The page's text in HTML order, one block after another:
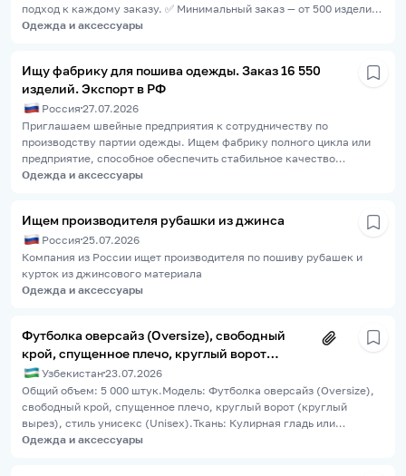
подход к каждому заказу. ✅ Минимальный заказ — от 500 изделий
🌍 Доставка по всему миру 👕 Производство футболок, поло, худи
качества на каждом этапе ⏱️ Соблюдение сроков и
индивидуальный подход к каждому клиенту Мы работаем с
брендами, компаниями, магазинами и оптовыми покупателями,
помогая создавать качественную текстильную продукцию,
которая соответствует вашим требованиям. Ariya Teks — ваш
надежный партнер в мире текстиля! От идеи до готовой партии с
доставкой в любую точку мира. Минимальный заказ — 500 штук.
Одежда и аксессуары
Ищу фабрику для пошива одежды. Заказ 16 550
изделий. Экспорт в РФ
Россия 27.07.2026
Приглашаем швейные предприятия к сотрудничеству по
производству партии одежды. Ищем фабрику полного цикла или
предприятие, способное обеспечить стабильное качество
продукции и соблюдение сроков производства. Общая
Федерация Формат сотрудничества: долгосрочный Ассортимент
продукции В заказ входят: Футболка Oversize Premium Футболка
Regular Fit Футболка Slim Fit Лонгслив Свитшот Classic Свитшот
Oversize Худи на молнии Джоггеры Худи Reglan Женская худи
Женские джоггеры Женские пижамы Подробное количество
требования, лекала, размерные таблицы и спецификации
прилагаются к запросу. Просим предоставить Стоимость пошива
каждого изделия. Стоимость изготовления образцов. Срок
изготовления образцов. Срок выполнения всей партии.
Производственную мощность предприятия. Минимальный объем
заказа (MOQ). Условия оплаты. Информацию о предприятии и
имеющемся оборудовании. Фотографии производства (при
Одежда и аксессуары
Ищем производителя рубашки из джинса
Россия 25.07.2026
Компания из России ищет производителя по пошиву рубашек и
курток из джинсового материала
Одежда и аксессуары
Футболка оверсайз (Oversize), свободный
крой, спущенное плечо, круглый ворот
(круглый вырез), стиль унисекс (Unisex).
Узбекистан23.07.2026
Общий объем: 5 000 штук.Модель: Футболка оверсайз (Oversize),
свободный крой, спущенное плечо, круглый ворот (круглый
вырез), стиль унисекс (Unisex).Ткань: Кулирная гладь или
трехнитка без начеса (в зависимости от ваших рекомендаций под
Одежда и аксессуары